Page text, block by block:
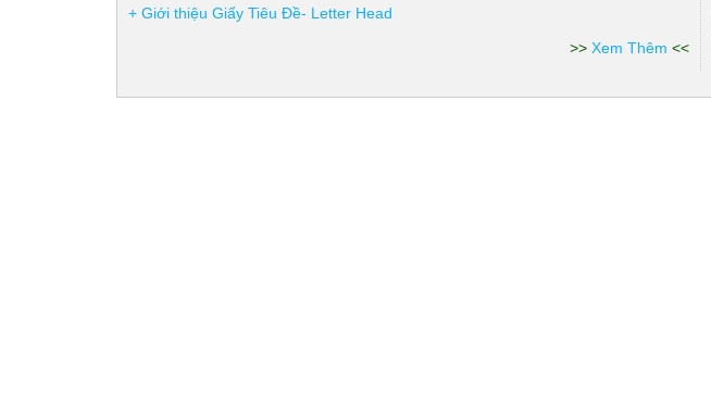
+ Giới thiệu Giấy Tiêu Đề- Letter Head
>> Xem Thêm <<